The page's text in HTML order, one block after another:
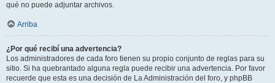
qué no puede adjuntar archivos.
Arriba
¿Por qué recibí una advertencia?
Los administradores de cada foro tienen su propio conjunto de reglas para su
sitio. Si ha quebrantado alguna regla puede recibir una advertencia. Por favor
recuerde que esta es una decisión de La Administración del foro, y phpBB